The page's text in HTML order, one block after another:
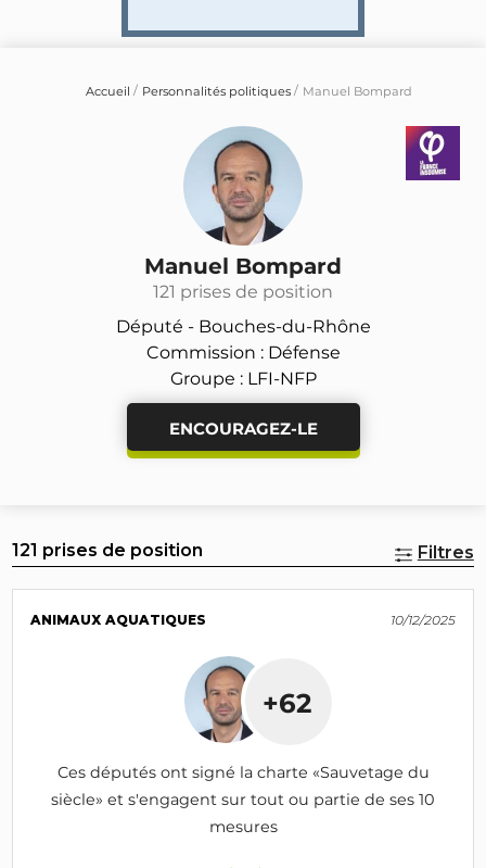
Accueil Personnalités politiques Manuel Bompard
Manuel Bompard
121 prises de position
Député - Bouches-du-Rhône
Commission : Défense
Groupe : LFI-NFP
ENCOURAGEZ-LE
121 prises de position Filtres
ANIMAUX AQUATIQUES 10/12/2025
+62
Ces députés ont signé la charte «Sauvetage du
siècle» et s'engagent sur tout ou partie de ses 10
mesures